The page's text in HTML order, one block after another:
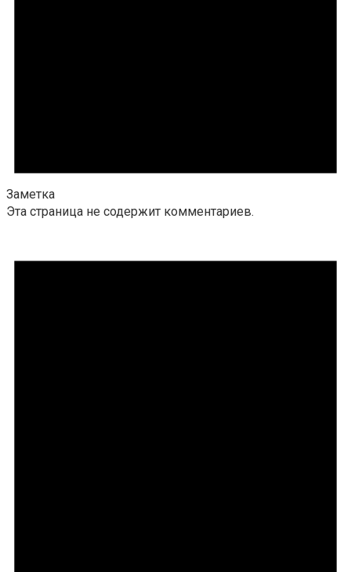
Заметка
Эта страница не содержит комментариев.